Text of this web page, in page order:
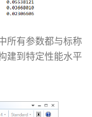
所有参数都与标称
建到特定性能水平